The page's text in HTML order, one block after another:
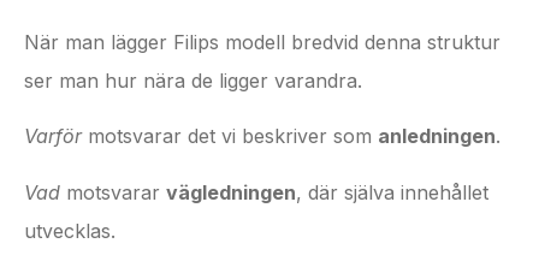
När man lägger Filips modell bredvid denna struktur
ser man hur nära de ligger varandra.
Varförmotsvarar det vi beskriver som anledningen.
Vad motsvarar vägledningen, där själva innehållet
utvecklas.